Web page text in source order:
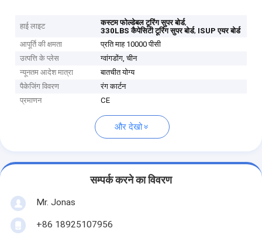
हाई लाइट कस्टम फोल्डेबल टूरिंग सुपर बोर्ड,
330LBS कैपेसिटी टूरिंग सुपर बोर्ड, ISUP एयर बोर्ड
आपूर्ति की क्षमता
प्रति माह 10000 पीसी
उत्पत्ति के प्लेस
ग्वांगडोंग, चीन
न्यूनतम आदेश मात्रा
बातचीत योग्य
पैकेजिंग विवरण
रंग कार्टन
प्रमाणन
CE
और देखो
सम्पर्क करने का विवरण
Mr. Jonas
+86 18925107956